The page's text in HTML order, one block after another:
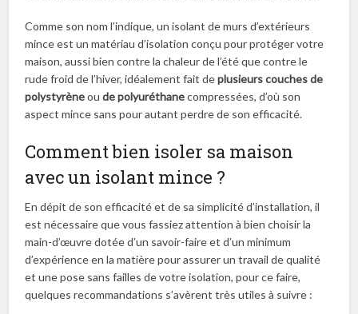
Comme son nom l’indique, un isolant de murs d’extérieurs
mince est un matériau d’isolation conçu pour protéger votre
maison, aussi bien contre la chaleur de l’été que contre le
rude froid de l’hiver, idéalement fait deplusieurs couches de
polystyrèneou de polyuréthanecompressées, d’où son
aspect mince sans pour autant perdre de son efficacité.
Comment bien isoler sa maison
avec un isolant mince ?
En dépit de son efficacité et de sa simplicité d’installation, il
est nécessaire que vous fassiez attention à bien choisir la
main-d’œuvre dotée d’un savoir-faire et d’un minimum
d’expérience en la matière pour assurer un travail de qualité
et une pose sans failles de votre isolation, pour ce faire,
quelques recommandations s’avèrent très utiles à suivre :